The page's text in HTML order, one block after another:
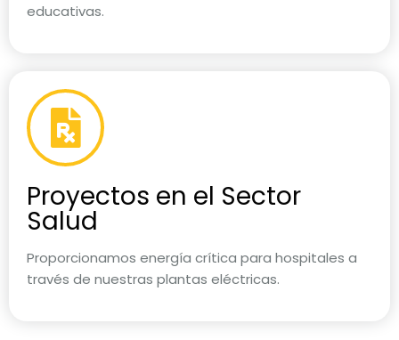
educativas.
Proyectos en el Sector
Salud
Proporcionamos energía crítica para hospitales a
través de nuestras plantas eléctricas.